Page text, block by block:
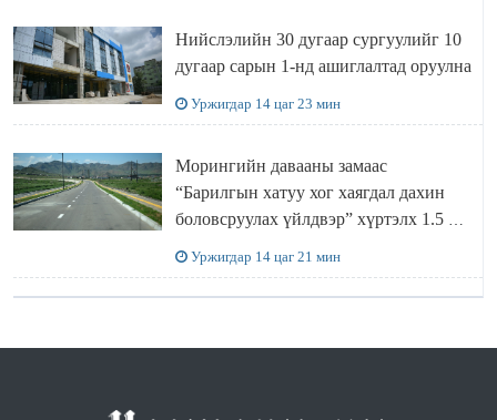
Нийслэлийн 30 дугаар сургуулийг 10
дугаар сарын 1-нд ашиглалтад оруулна
Уржигдар 14 цаг 23 мин
Морингийн давааны замаас
“Барилгын хатуу хог хаягдал дахин
боловсруулах үйлдвэр” хүртэлх 1.5 км
Уржигдар 14 цаг 21 мин